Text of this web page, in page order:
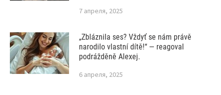
7 апреля, 2025
„Zbláznila ses? Vždyť se nám právě
narodilo vlastní dítě!“ — reagoval
podrážděně Alexej.
6 апреля, 2025